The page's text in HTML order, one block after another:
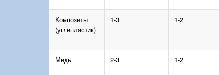
Композиты
(углепластик)
1-3 1-2
Медь 2-3 1-2